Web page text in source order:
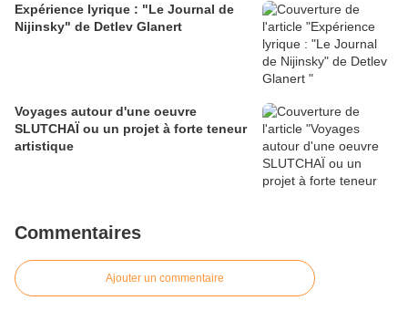
Expérience lyrique : "Le Journal de
Nijinsky" de Detlev Glanert
Voyages autour d'une oeuvre
SLUTCHAÏ ou un projet à forte teneur
artistique
Commentaires
Ajouter un commentaire